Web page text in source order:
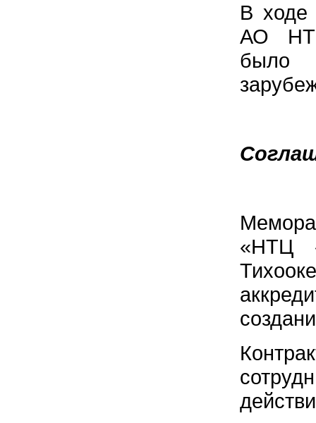
В ходе
АО
было
«НТЦ